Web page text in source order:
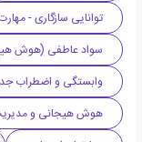
توانایی سازگاری -
سواد عاطفی (هوش
وابستگی و اضطراب
هوش هیجانی و